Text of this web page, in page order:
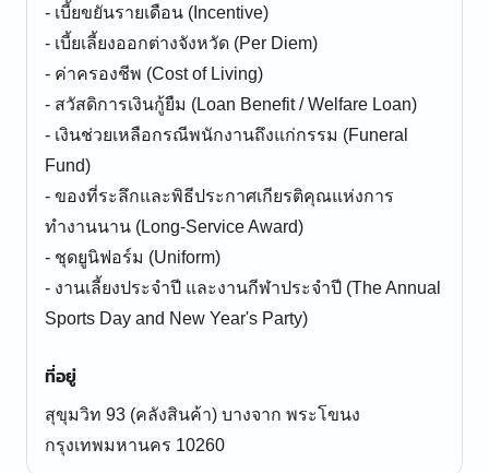
- เบี้ยขยันรายเดือน (Incentive)
- เบี้ยเลี้ยงออกต่างจังหวัด (Per Diem)
- ค่าครองชีพ (Cost of Living)
- สวัสดิการเงินกู้ยืม (Loan Benefit / Welfare Loan)
- เงินช่วยเหลือกรณีพนักงานถึงแก่กรรม (Funeral
Fund)
- ของที่ระลึกและพิธีประกาศเกียรติคุณแห่งการ
ทำงานนาน (Long-Service Award)
- ชุดยูนิฟอร์ม (Uniform)
- งานเลี้ยงประจำปี และงานกีฬาประจำปี (The Annual
Sports Day and New Year's Party)
ที่อยู่
สุขุมวิท 93 (คลังสินค้า) บางจาก พระโขนง
กรุงเทพมหานคร 10260